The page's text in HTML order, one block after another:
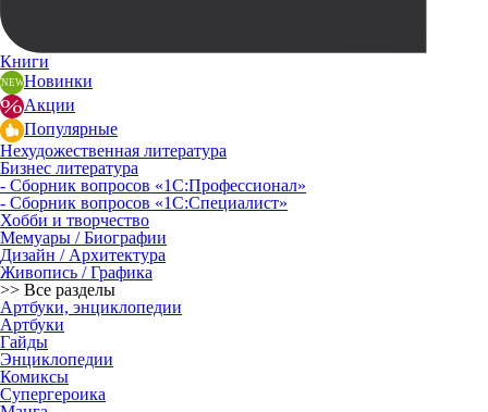
Книги
Новинки
Акции
Популярные
Нехудожественная литература
Бизнес литература
- Сборник вопросов «1С:Профессионал»
- Сборник вопросов «1С:Специалист»
Хобби и творчество
Мемуары / Биографии
Дизайн / Архитектура
Живопись / Графика
>> Все разделы
Артбуки, энциклопедии
Артбуки
Гайды
Энциклопедии
Комиксы
Супергероика